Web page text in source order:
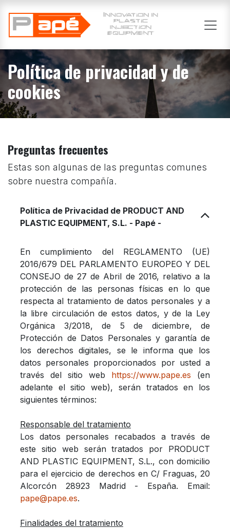
Política de privacidad y de
cookies
Preguntas frecuentes
Estas son algunas de las preguntas comunes
sobre nuestra compañía.
Política de Privacidad de PRODUCT AND
PLASTIC EQUIPMENT, S.L. - Papé -
En cumplimiento del REGLAMENTO (UE)
2016/679 DEL PARLAMENTO EUROPEO Y DEL
CONSEJO de 27 de Abril de 2016, relativo a la
protección de las personas físicas en lo que
respecta al tratamiento de datos personales y a
la libre circulación de estos datos, y de la Ley
Orgánica 3/2018, de 5 de diciembre, de
Protección de Datos Personales y garantía de
los derechos digitales, se le informa que los
datos personales proporcionados por usted a
través del sitio web https://www.pape.es (en
adelante el sitio web), serán tratados en los
siguientes términos:
Responsable del tratamiento
Los datos personales recabados a través de
este sitio web serán tratados por PRODUCT
AND PLASTIC EQUIPMENT, S.L., con domicilio
para el ejercicio de derechos en C/ Fraguas, 20
Alcorcón 28923 Madrid - España. Email:
pape@pape.es.
Finalidades del tratamiento